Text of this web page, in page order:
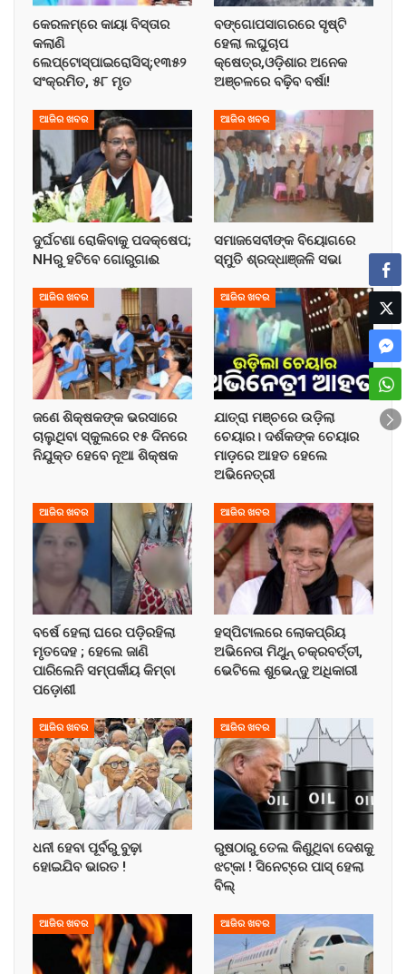
କେରଳମ୍‌ରେ କାୟା ବିସ୍ତାର
କଲାଣି
ଲେପ୍ଟୋସ୍ପାଇରୋସିସ୍;୧୩୫୨
ସଂକ୍ରମିତ, ୫୮ ମୃତ
ବଙ୍ଗୋପସାଗରରେ ସୃଷ୍ଟି
ହେଲା ଲଘୁଚାପ
କ୍ଷେତ୍ର,ଓଡ଼ିଶାର ଅନେକ
ଅଞ୍ଚଳରେ ବଢ଼ିବ ବର୍ଷା!
ଆଜିର ଖବର
ଦୁର୍ଘଟଣା ରୋକିବାକୁ ପଦକ୍ଷେପ;
NHରୁ ହଟିବେ ଗୋରୁଗାଈ
ଆଜିର ଖବର
ସମାଜସେବୀଙ୍କ ବିୟୋଗରେ
ସ୍ମୁତି ଶ୍ରଦ୍ଧାଞ୍ଜଳି ସଭା
ଆଜିର ଖବର
ଜଣେ ଶିକ୍ଷକଙ୍କ ଭରସାରେ
ଚାଲୁଥିବା ସ୍କୁଲରେ ୧୫ ଦିନରେ
ନିଯୁକ୍ତ ହେବେ ନୂଆ ଶିକ୍ଷକ
ଆଜିର ଖବର
ଯାତ୍ରା ମଞ୍ଚରେ ଉଡ଼ିଲା
ଚେୟାର। ଦର୍ଶକଙ୍କ ଚେୟାର
ମାଡ଼ରେ ଆହତ ହେଲେ
ଅଭିନେତ୍ରୀ
ଆଜିର ଖବର
ବର୍ଷେ ହେଲା ଘରେ ପଡ଼ିରହିଲା
ମୃତଦେହ ; ହେଲେ ଜାଣି
ପାରିଲେନି ସମ୍ପର୍କୀୟ କିମ୍ବା
ପଡ଼ୋଶୀ
ଆଜିର ଖବର
ହସ୍ପିଟାଲରେ ଲୋକପ୍ରିୟ
ଅଭିନେତା ମିଥୁନ୍ ଚକ୍ରବର୍ତ୍ତୀ,
ଭେଟିଲେ ଶୁଭେନ୍ଦୁ ଅଧିକାରୀ
ଆଜିର ଖବର
ଧନୀ ହେବା ପୂର୍ବରୁ ବୁଢ଼ା
ହୋଇଯିବ ଭାରତ !
ଆଜିର ଖବର
ରୁଷଠାରୁ ତେଲ କିଣୁଥିବା ଦେଶକୁ
ଝଟ୍‌କା ! ସିନେଟ୍‌ରେ ପାସ୍ ହେଲା
ବିଲ୍
ଆଜିର ଖବର ଆଜିର ଖବର